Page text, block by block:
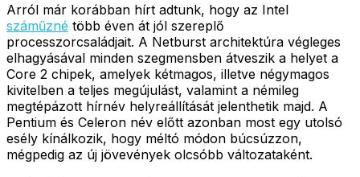
Arról már korábban hírt adtunk, hogy az Intel
száműzné több éven át jól szereplő
processzorcsaládjait. A Netburst architektúra végleges
elhagyásával minden szegmensben átveszik a helyet a
Core 2 chipek, amelyek kétmagos, illetve négymagos
kivitelben a teljes megújulást, valamint a némileg
megtépázott hírnév helyreállítását jelenthetik majd. A
Pentium és Celeron név előtt azonban most egy utolsó
esély kínálkozik, hogy méltó módon búcsúzzon,
mégpedig az új jövevények olcsóbb változataként.